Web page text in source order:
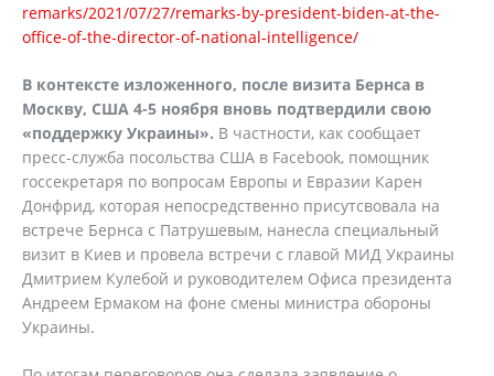
remarks/2021/07/27/remarks-by-president-biden-at-the-
office-of-the-director-of-national-intelligence/
В контексте изложенного, после визита Бернса в
Москву, США 4-5 ноября вновь подтвердили свою
«поддержку Украины». В частности, как сообщает
пресс-служба посольства США в Facebook, помощник
госсекретаря по вопросам Европы и Евразии Карен
Донфрид, которая непосредственно присутсвовала на
встрече Бернса с Патрушевым, нанесла специальный
визит в Киев и провела встречи с главой МИД Украины
Дмитрием Кулебой и руководителем Офиса президента
Андреем Ермаком на фоне смены министра обороны
Украины.